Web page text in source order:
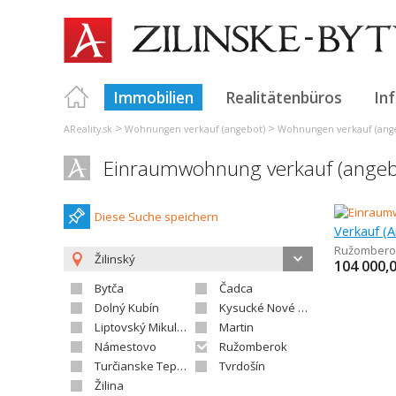
Immobilien Realitätenbüros
AReality.sk > Wohnungen verkauf (angebot) > Wohnungen verkauf
Einraumwohnung verkauf
Diese Suche speichern
Žilinský
Bytča
Čadca
Dolný Kubín
Kysucké Nové Mesto
Liptovský Mikuláš
Martin
Námestovo
Ružomberok
Turčianske Teplice
Tvrdošín
Žilina
104